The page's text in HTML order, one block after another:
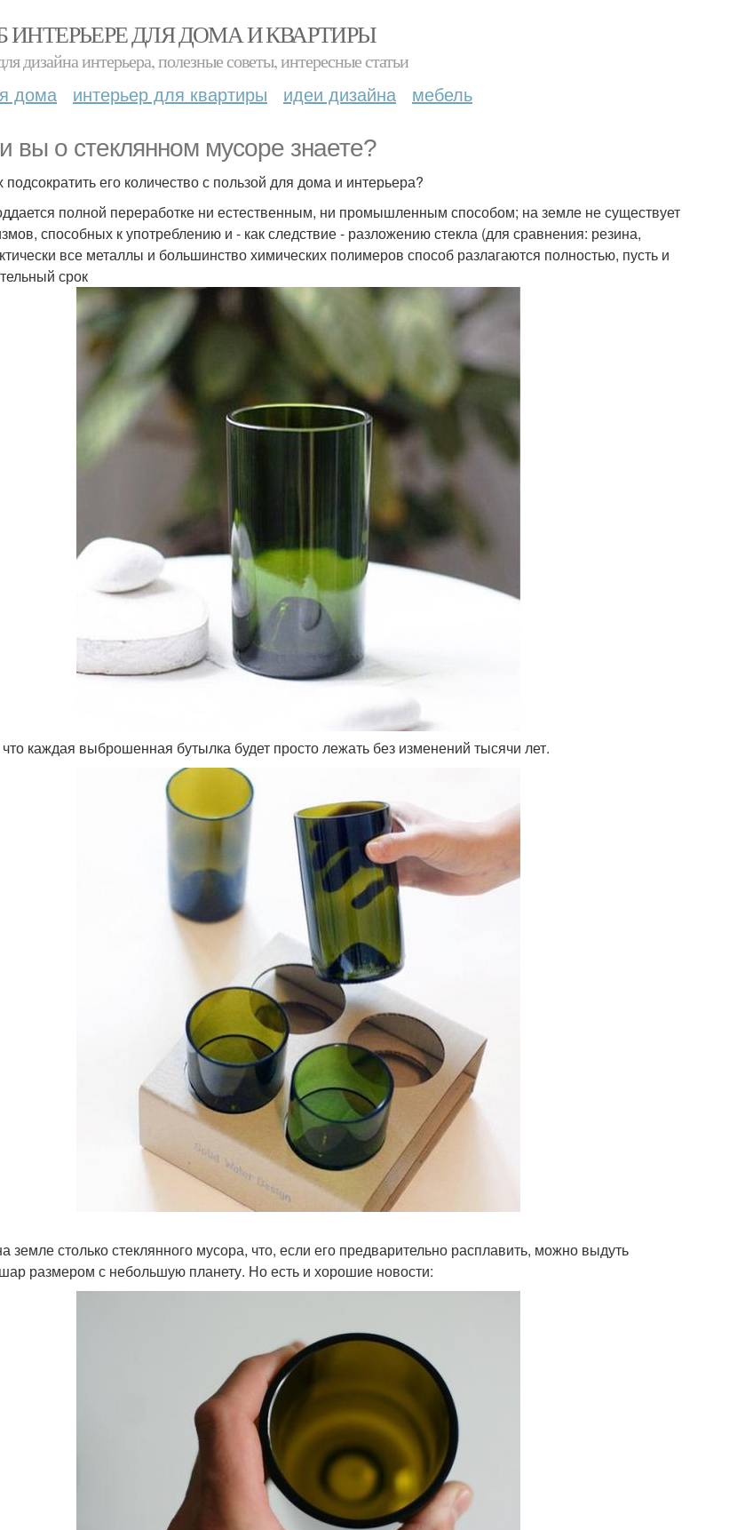
ИНТЕРЬЕРЕ ДЛЯ ДОМА И КВАРТИРЫ
дизайна интерьера, полезные советы, интересные статьи
дома интерьер для квартиры идеи дизайна мебель
вы о стеклянном мусоре знаете?
его количество с пользой для дома и интерьера?
полной переработке ни естественным, ни промышленным способом; на земле не существует
способных к употреблению и - как следствие - разложению стекла (для сравнения: резина,
все металлы и большинство химических полимеров способ разлагаются полностью, пусть и
срок
что каждая выброшенная бутылка будет просто лежать без изменений тысячи лет.
земле столько стеклянного мусора, что, если его предварительно расплавить, можно выдуть
размером с небольшую планету. Но есть и хорошие новости: